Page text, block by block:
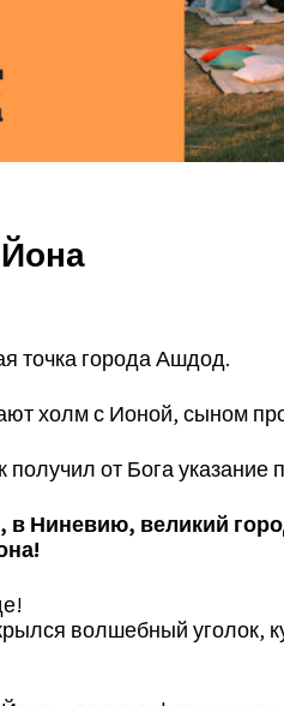
точка города Ашдод.
холм с Ионой, сыном
получил от Бога
в Ниневию, великий
!
волшебный уголок,